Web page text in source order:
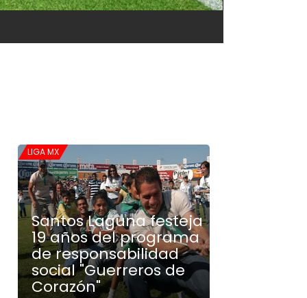
LIGA MX
Santos Laguna festeja
19 años del programa
de responsabilidad
social "Guerreros de
Corazón"